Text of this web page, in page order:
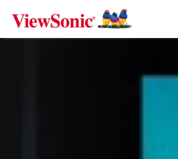
Skip to main content